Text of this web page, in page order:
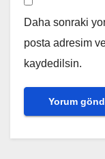
Daha sonraki
posta adresim
kaydedilsin.